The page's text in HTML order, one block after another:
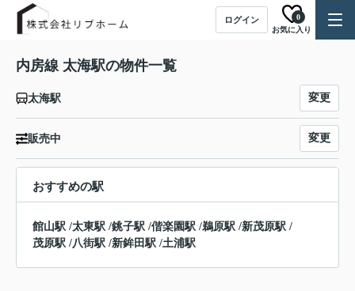
ログイン
お気に入り
0
内房線 太海駅の物件一覧
太海駅 変更
販売中 変更
おすすめの駅
館山駅 /太東駅 /銚子駅 /偕楽園駅 /鵜原駅 /新茂原駅 /
茂原駅 /八街駅 /新鉾田駅 /土浦駅